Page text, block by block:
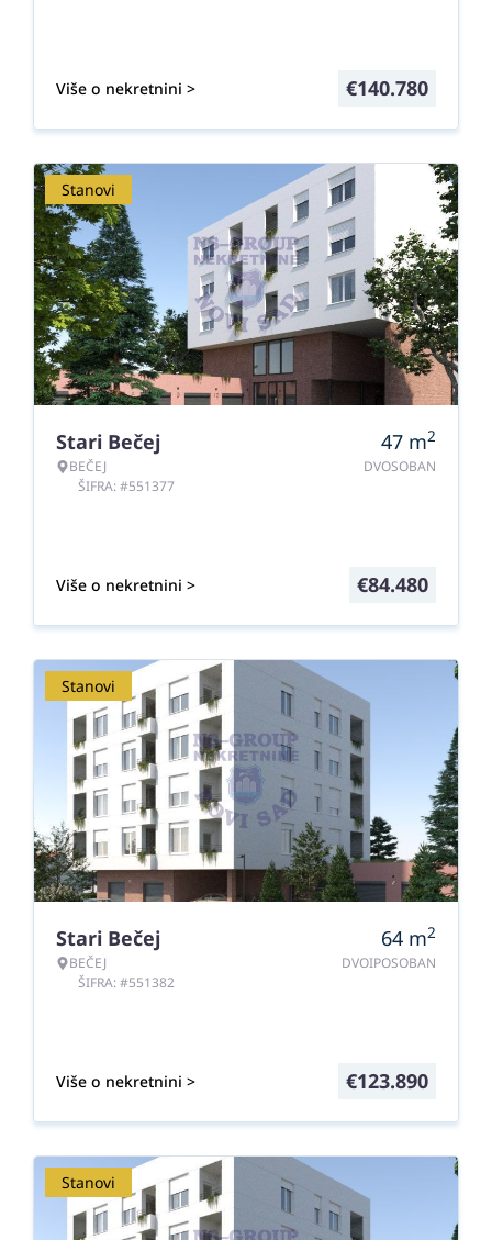
Više o nekretnini > €140.780
Stanovi
Stari Bečej
BEČEJ
ŠIFRA: #551377
47 m2
DVOSOBAN
Više o nekretnini > €84.480
Stanovi
Stari Bečej
BEČEJ
ŠIFRA: #551382
64 m2
DVOIPOSOBAN
Više o nekretnini > €123.890
Stanovi